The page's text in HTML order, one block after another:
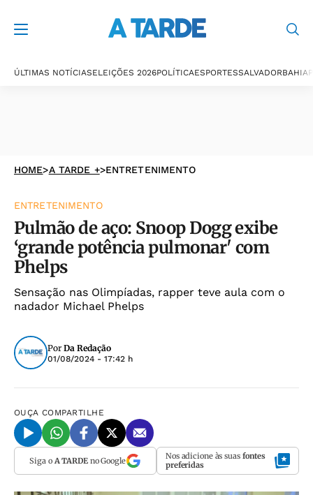
ÚLTIMAS NOTÍCIASELEIÇÕES 2026POLÍTICAESPORTESSALVADORBAHIA
HOME>A TARDE +>ENTRETENIMENTO
ENTRETENIMENTO
Pulmão de aço: Snoop Dogg exibe
‘grande potência pulmonar' com
Phelps
Sensação nas Olimpíadas, rapper teve aula com o
nadador Michael Phelps
Por Da Redação
01/08/2024 - 17:42 h
OUÇA COMPARTILHE
Siga o A TARDEno Google Nos adicione às suas fontes
preferidas